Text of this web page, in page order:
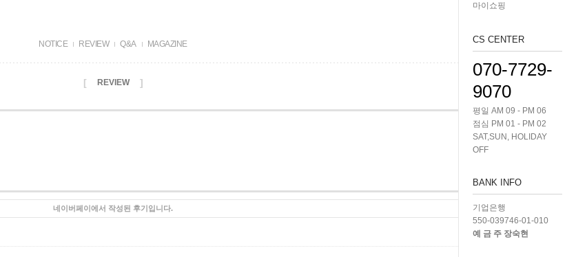
마이쇼핑
CS CENTER
070-7729-
9070
평일 AM 09 - PM 06
점심 PM 01 - PM 02
SAT,SUN, HOLIDAY
OFF
BANK INFO
기업은행
550-039746-01-010
예 금 주 장숙현
NOTICE REVIEW Q&A MAGAZINE
[ REVIEW ]
네이버페이에서 작성된 후기입니다.
Hits :450